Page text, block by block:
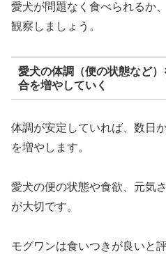
愛犬が問題なく食べられるか
観察しましょう。
愛犬の体調（便の状態など
合を増やしていく
体調が安定していれば、数日
を増やします。
愛犬の便の状態や食欲、元気
が大切です。
モグワンは食いつきが良いと